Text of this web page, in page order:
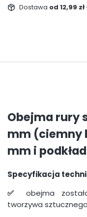
Dostawa od 12,99 zł
Obejma rury
mm (ciemny
mm i
Specyfikacja
✅
obejma
tworzywa